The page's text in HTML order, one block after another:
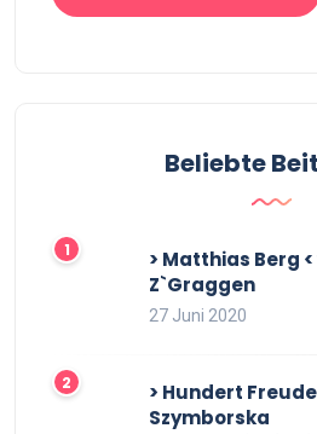
Beliebte
> Matthias Berg
Z`Graggen
27 Juni 2020
> Hundert
Szymborska